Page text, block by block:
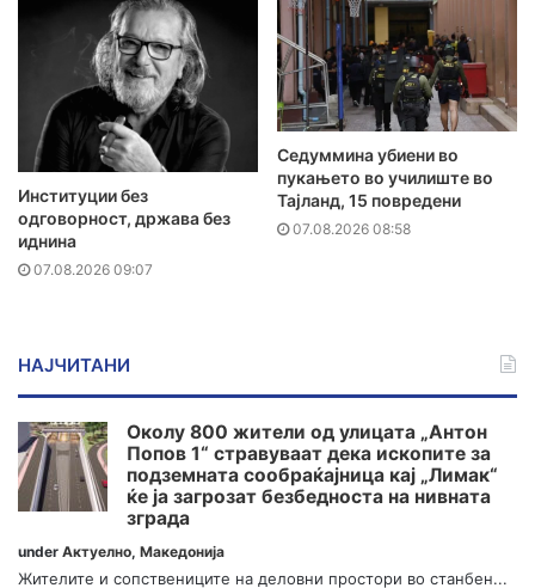
Институции без
одговорност, држава без
иднина
07.08.2026 09:07
Седуммина убиени во
пукањето во училиште во
Тајланд, 15 повредени
07.08.2026 08:58
НАЈЧИТАНИ
Околу 800 жители од улицата „Антон
Попов 1“ стравуваат дека ископите за
подземната сообраќајница кај „Лимак“
ќе ја загрозат безбедноста на нивната
зграда
under Актуелно, Македонија
Жителите и сопствениците на деловни простори во станбен...